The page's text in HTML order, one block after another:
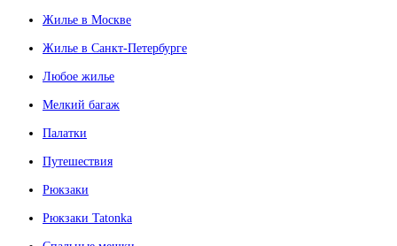
Жилье в Москве
Жилье в Санкт-Петербурге
Любое жилье
Мелкий багаж
Палатки
Путешествия
Рюкзаки
Рюкзаки Tatonka